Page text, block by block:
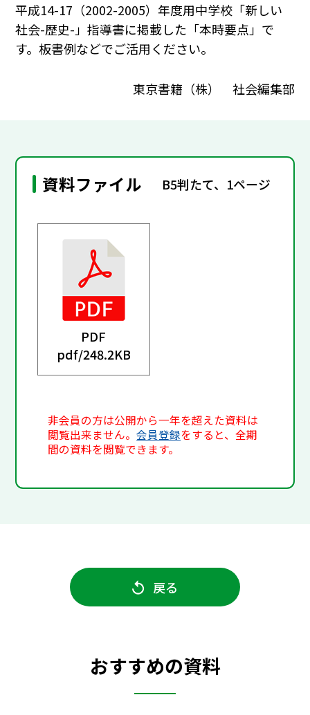
平成14-17（2002-2005）年度用中学校「新しい
社会-歴史-」指導書に掲載した「本時要点」で
す。板書例などでご活用ください。
東京書籍（株） 社会編集部
資料ファイル B5判たて、1ページ
PDF
pdf/248.2KB
非会員の方は公開から一年を超えた資料は
閲覧出来ません。会員登録をすると、全期
間の資料を閲覧できます。
戻る
おすすめの資料